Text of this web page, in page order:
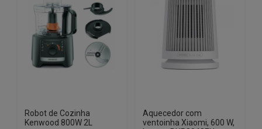
Robot de Cozinha
Kenwood 800W 2L
Aquecedor com
ventoinha Xiaomi, 600 W,